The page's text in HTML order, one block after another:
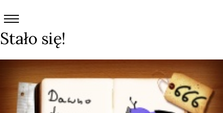
Stało się!